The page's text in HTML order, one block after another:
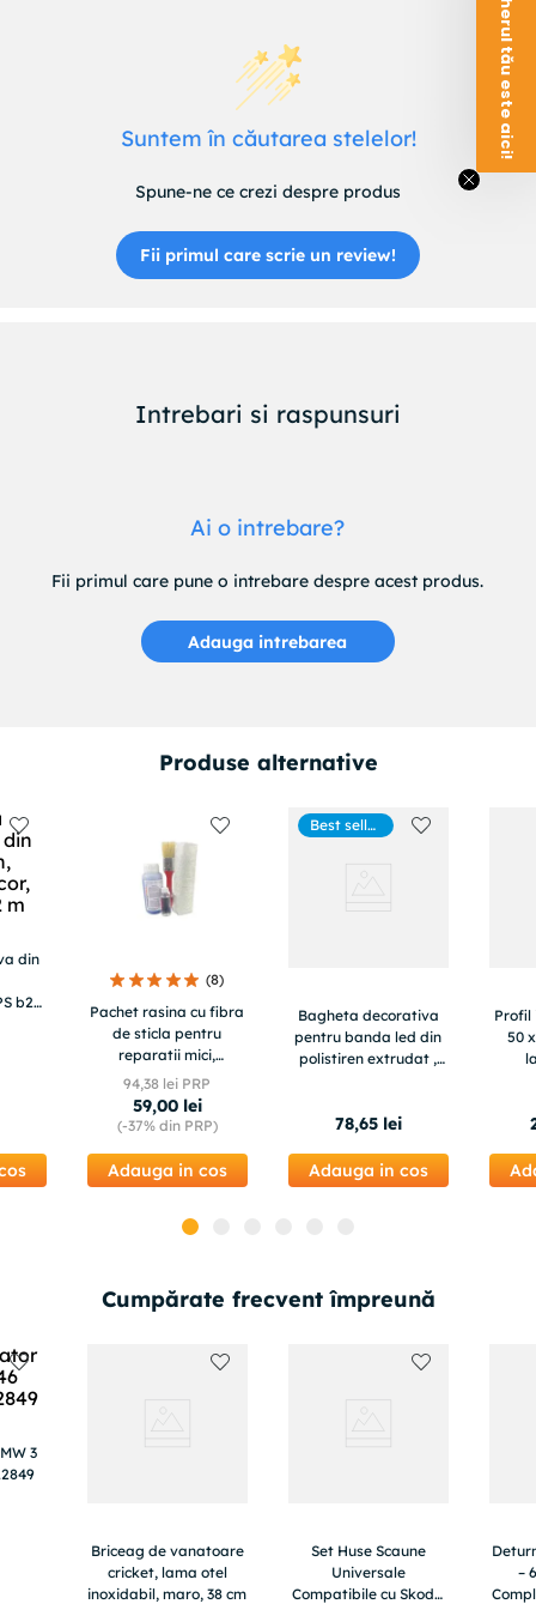
Suntem în căutarea stelelor!
Spune-ne ce crezi despre produs
Fii primul care scrie un review!
Intrebari si raspunsuri
Ai o intrebare?
Fii primul care pune o intrebare despre acest produs.
Adauga intrebarea
Produse alternative
din
b26,
(8)
Pachet rasina cu fibra
de sticla pentru
reparatii mici,
crapaturi, fisuri
94,38 lei PRP
59,00 lei
(-37%din PRP)
Adauga in cos
Best seller
Bagheta decorativa
pentru banda led din
polistiren extrudat ,
78,65 lei
Adauga in cos
Profil
50
Cumpărate frecvent împreună
3
Briceag de vanatoare
cricket, lama otel
inoxidabil, maro, 38 cm
Set Huse Scaune
Universale
Compatibile cu Skoda
–
Voucherul tău este aici!